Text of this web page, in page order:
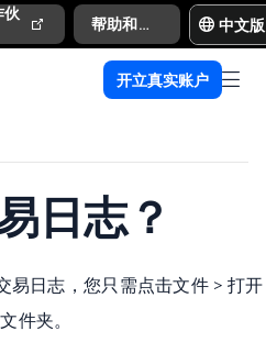
伙
帮助和支持 中文版
开立真实账户
日志？
易日志，您只需点击文件 > 打开
件夹。